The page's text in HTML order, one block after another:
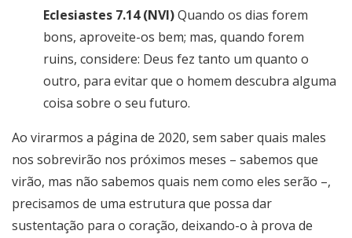
Eclesiastes 7.14 (NVI)Quando os dias forem
bons, aproveite-os bem; mas, quando forem
ruins, considere: Deus fez tanto um quanto o
outro, para evitar que o homem descubra alguma
coisa sobre o seu futuro.
Ao virarmos a página de 2020, sem saber quais males
nos sobrevirão nos próximos meses – sabemos que
virão, mas não sabemos quais nem como eles serão –,
precisamos de uma estrutura que possa dar
sustentação para o coração, deixando-o à prova de